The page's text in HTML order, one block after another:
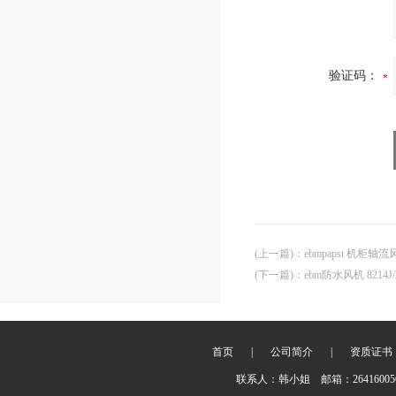
验证码：
(上一篇) ： ebmpapst 机柜轴流
(下一篇) ： ebm防水风机
首页 公司简介 资质证书
联系人：韩小姐 邮箱：